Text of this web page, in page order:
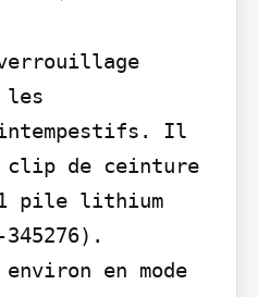
les
intempestifs. Il
clip de ceinture
pile lithium
en mode